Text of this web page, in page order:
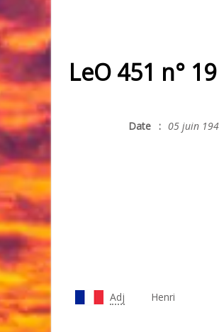
LeO 451 n° 19
Date : 05 juin
Adj Henri